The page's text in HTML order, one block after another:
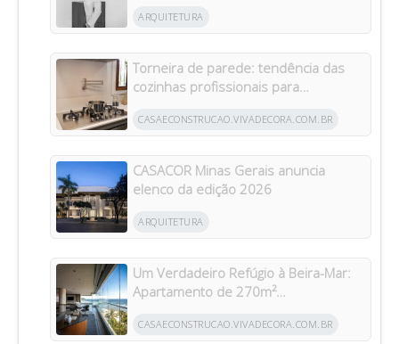
ARQUITETURA
Torneira de parede: tendência das
cozinhas profissionais para
CASAECONSTRUCAO.VIVADECORA.COM.BR
CASACOR Minas Gerais anuncia
elenco da edição 2026
ARQUITETURA
Um Verdadeiro Refúgio à Beira-Mar:
Apartamento de 270m²
Riviera
CASAECONSTRUCAO.VIVADECORA.COM.BR